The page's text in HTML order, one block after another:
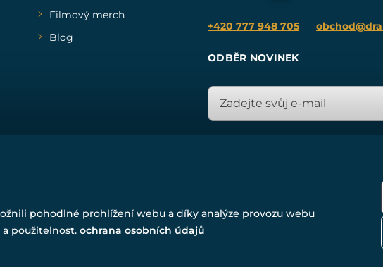
Filmový merch
Blog
+420 777 948 705
ODBĚR NOVINEK
Powered bySimplia.cz , protected by reCAPTCHA.
pohodlné prohlížení webu a díky analýze provozu webu
použitelnost. ochrana osobních údajů